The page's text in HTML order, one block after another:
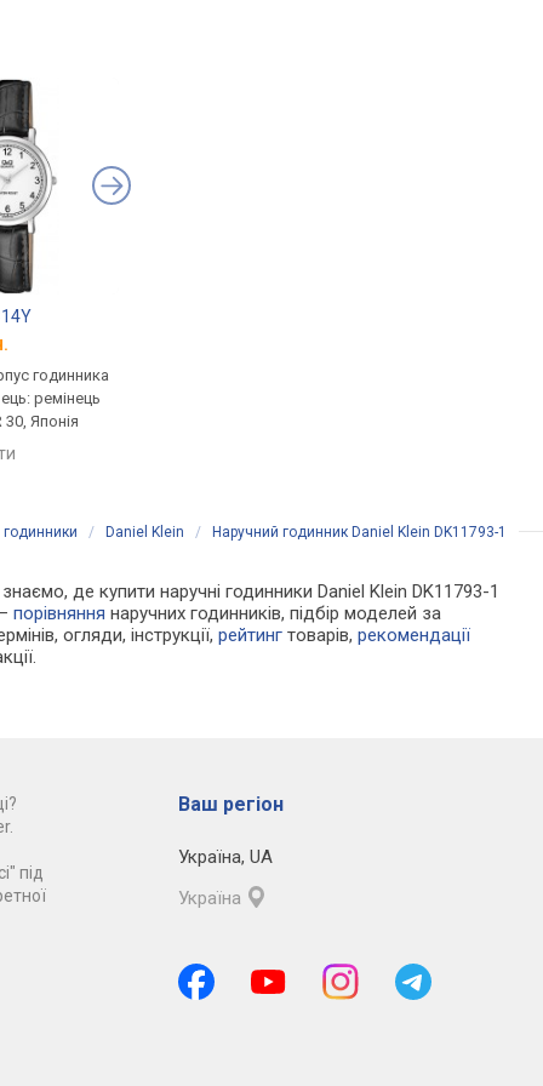
годинника
ремінець
Японія
годинники / Daniel Klein / Наручний годинник Daniel Klein DK11793-1
де купити наручні годинники Daniel Klein DK11793-1
—порівняння наручних годинників, підбір моделей за
огляди, інструкції,рейтинг товарів,рекомендації
під
Ваш регіон
Україна, UA
Україна